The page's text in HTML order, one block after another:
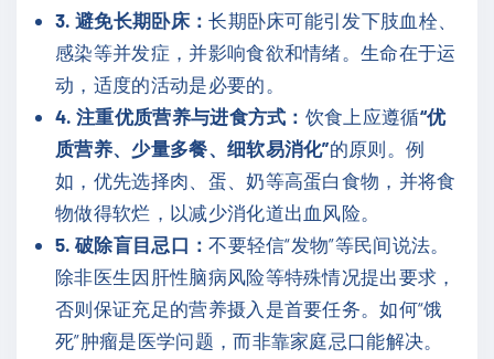
3. 避免长期卧床：长期卧床可能引发下肢血栓、
感染等并发症，并影响食欲和情绪。生命在于运
动，适度的活动是必要的。
4. 注重优质营养与进食方式： 饮食上应遵循“优
质营养、少量多餐、细软易消化”的原则。例
如，优先选择肉、蛋、奶等高蛋白食物，并将食
物做得软烂，以减少消化道出血风险。
5. 破除盲目忌口：不要轻信“发物”等民间说法。
除非医生因肝性脑病风险等特殊情况提出要求，
否则保证充足的营养摄入是首要任务。如何“饿
死”肿瘤是医学问题，而非靠家庭忌口能解决。